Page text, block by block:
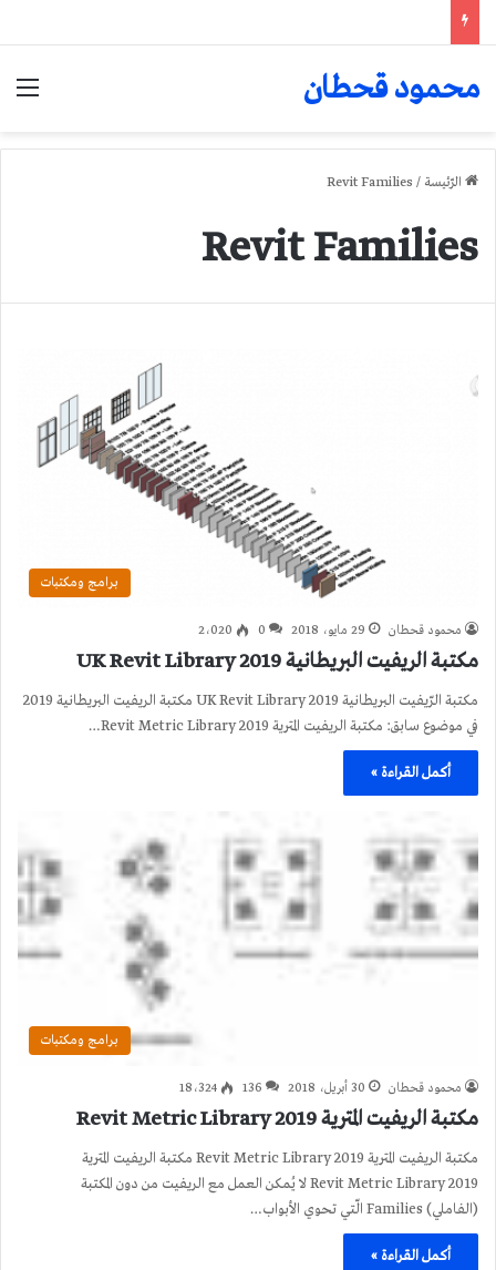
محمود قحطان
الرّئيسة /
Revit Families
Revit Families
برامج ومكتبات
محمود قحطان 29 مايو، 2018 0 2٬020
مكتبة الريفيت البريطانية 2019 UK Revit Library
مكتبة الرّيفيت البريطانية 2019 UK Revit Library مكتبة الريفيت البريطانية 2019
في موضوع سابق: مكتبة الريفيت المترية 2019 Revit Metric Library…
أكمل القراءة »
برامج ومكتبات
محمود قحطان 30 أبريل، 2018 136 18٬324
مكتبة الريفيت المترية 2019 Revit Metric Library
مكتبة الريفيت المترية 2019 Revit Metric Library مكتبة الريفيت المترية
2019 Revit Metric Library لا يُمكن العمل مع الريفيت من دون المكتبة
(الفاملي) Families الّتي تحوي الأبواب…
أكمل القراءة »